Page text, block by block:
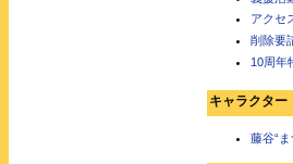
アクセ
削除要
10周年
キャラクター
藤谷“